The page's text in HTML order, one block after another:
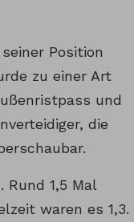
Position
zu einer Art
und
die
1,5 Mal
waren es 1,3.